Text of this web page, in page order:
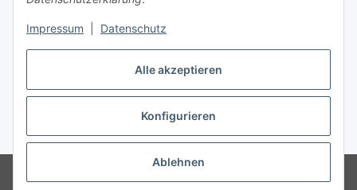
Alle akzeptieren
Konfigurieren
Ablehnen
Impressum Datenschutz
Vertrag widerrufen
* Alle Preise inkl. gesetzlicher USt., ** siehe Lieferbedingungen, zzgl.
Versand